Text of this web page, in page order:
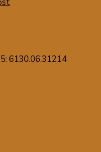
6130.06.31214